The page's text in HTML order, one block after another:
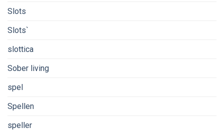
Slots
Slots`
slottica
Sober living
spel
Spellen
speller